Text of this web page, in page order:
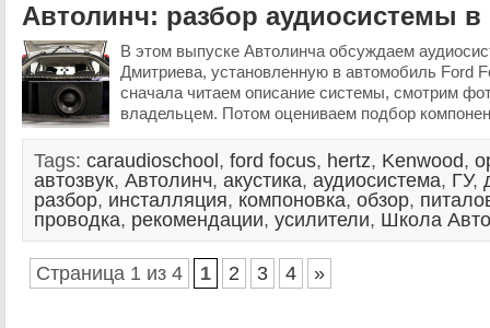
Автолинч: разбор аудиосистемы в
В этом выпуске Автолинча обсуждаем
Дмитриева, установленную в автомобиль Ford
сначала читаем описание системы, смотрим
владельцем. Потом оцениваем подбор
Tags: caraudioschool , ford focus, hertz, Kenwood,
автозвук, Автолинч, акустика, аудиосистема, ГУ,
разбор, инсталляция, компоновка, обзор,
проводка, рекомендации, усилители, Школа
Страница 1 из 4 1 2 3 4 »